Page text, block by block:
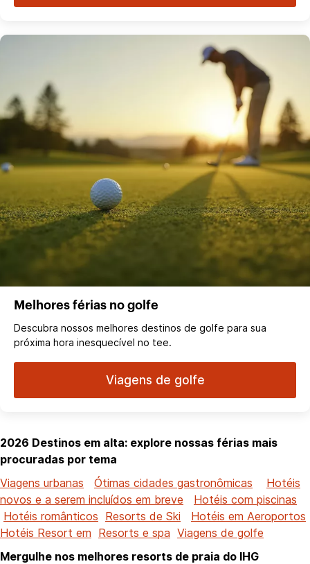
Melhores férias no golfe
Descubra nossos melhores destinos de golfe para sua
próxima hora inesquecível no tee.
Viagens de golfe
2026 Destinos em alta: explore nossas férias mais
procuradas por tema
Viagens urbanas
Ótimas cidades gastronômicas
Hotéis
novos e a serem incluídos em breve
Hotéis com piscinas
Hotéis românticos Resorts de Ski
Hotéis em Aeroportos
Hotéis Resort em Resorts e spa Viagens de golfe
Mergulhe nos melhores resorts de praia do IHG